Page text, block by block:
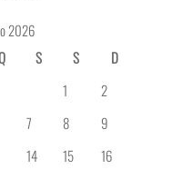
2026
S S
D
1
2
7 8
9
14 15
16